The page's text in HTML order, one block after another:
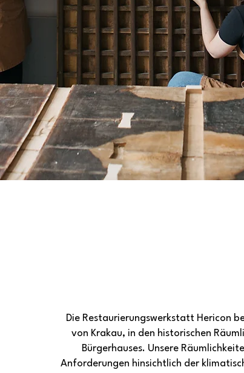
Die Restaurierungswerkstatt Hericon
von Krakau, in den historischen
Bürgerhauses. Unsere
Anforderungen hinsichtlich der